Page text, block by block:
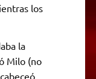
los
la
Milo (no